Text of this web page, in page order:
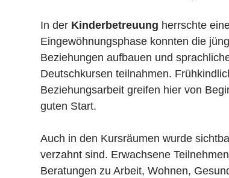
In der Kinderbetreuung herrschte
Eingewöhnungsphase konnten die
Beziehungen aufbauen und
Deutschkursen teilnahmen.
Beziehungsarbeit greifen hier von
guten Start.
Auch in den Kursräumen wurde
verzahnt sind. Erwachsene
Beratungen zu Arbeit, Wohnen,